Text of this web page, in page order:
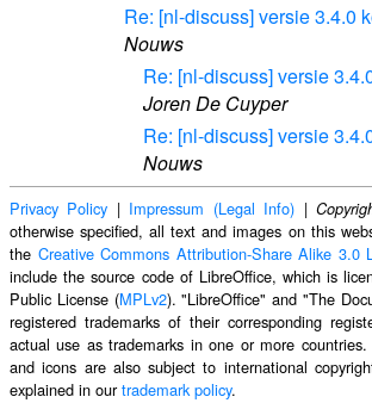
Re: [nl-discuss] versie 3.4.0
Nouws
Re: [nl-discuss] versie
Joren De Cuyper
Re: [nl-discuss] versie
Nouws
Privacy Policy | Impressum (Legal Info) |
otherwise specified, all text and images on this
the Creative Commons Attribution-Share Alike 3.0
include the source code of LibreOffice, which is
Public License (MPLv2). "LibreOffice" and "The
registered trademarks of their corresponding
actual use as trademarks in one or more
and icons are also subject to international
explained in ourtrademark policy.